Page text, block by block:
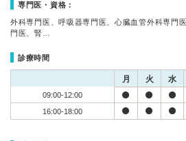
専門医・資格：
外科専門医、呼吸器専門医、心臓血管外科専門
門医、腎…
診療時間
月 火 水
09:00-12:00
16:00-18:00